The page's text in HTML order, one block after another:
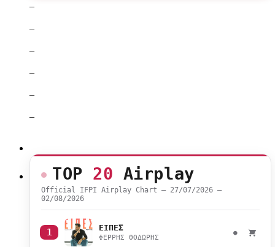
–
–
–
–
–
–
TOP 20 Airplay
Official IFPI Airplay Chart — 27/07/2026 –
02/08/2026
1 ΕΙΠΕΣ
ΦΕΡΡΗΣ ΘΟΔΩΡΗΣ
●